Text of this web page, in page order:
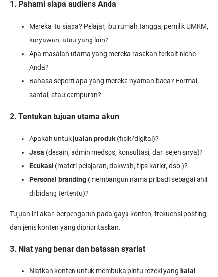
1. Pahami siapa audiens Anda
Mereka itu siapa? Pelajar, ibu rumah tangga, pemilik UMKM,
karyawan, atau yang lain?
Apa masalah utama yang mereka rasakan terkait niche
Anda?
Bahasa seperti apa yang mereka nyaman baca? Formal,
santai, atau campuran?
2. Tentukan tujuan utama akun
Apakah untukjualan produk (fisik/digital)?
Jasa (desain, admin medsos, konsultasi, dan sejenisnya)?
Edukasi (materi pelajaran, dakwah, tips karier, dsb.)?
Personal branding (membangun nama pribadi sebagai ahli
di bidang tertentu)?
Tujuan ini akan berpengaruh pada gaya konten, frekuensi posting,
dan jenis konten yang diprioritaskan.
3. Niat yang benar dan batasan syariat
Niatkan konten untuk membuka pintu rezeki yang halal